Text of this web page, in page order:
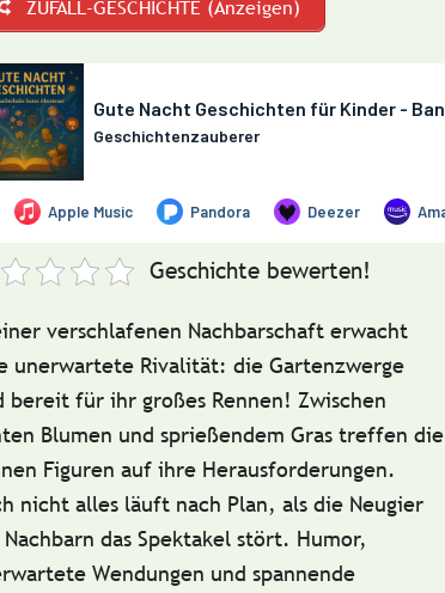
ZUFALL-GESCHICHTE (Anzeigen)
Geschichte bewerten!
verschlafenen Nachbarschaft erwacht
unerwartete Rivalität: die Gartenzwerge
bereit für ihr großes Rennen! Zwischen
Blumen und sprießendem Gras treffen die
Figuren auf ihre Herausforderungen.
nicht alles läuft nach Plan, als die Neugier
das Spektakel stört. Humor,
Wendungen und spannende